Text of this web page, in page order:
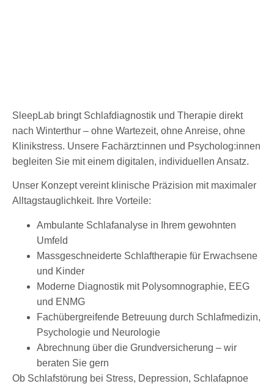
SleepLab bringt Schlafdiagnostik und Therapie direkt
nach Winterthur – ohne Wartezeit, ohne Anreise, ohne
Klinikstress. Unsere Fachärzt:innen und Psycholog:innen
begleiten Sie mit einem digitalen, individuellen Ansatz.
Unser Konzept vereint klinische Präzision mit maximaler
Alltagstauglichkeit. Ihre Vorteile:
Ambulante Schlafanalyse in Ihrem gewohnten
Umfeld
Massgeschneiderte Schlaftherapie für Erwachsene
und Kinder
Moderne Diagnostik mit Polysomnographie, EEG
und ENMG
Fachübergreifende Betreuung durch Schlafmedizin,
Psychologie und Neurologie
Abrechnung über die Grundversicherung – wir
beraten Sie gern
Ob Schlafstörung bei Stress, Depression, Schlafapnoe